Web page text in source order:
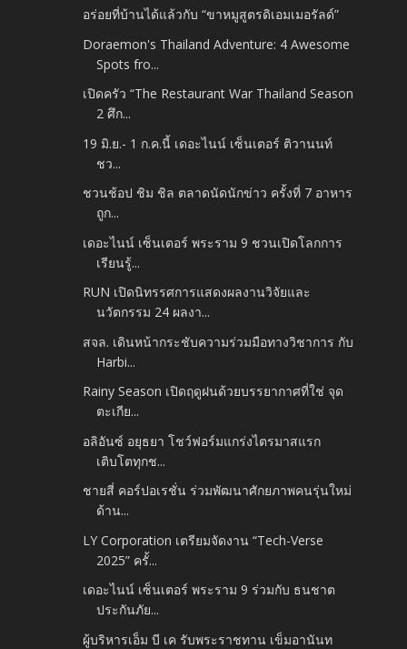
อร่อยที่บ้านได้แล้วกับ “ขาหมูสูตรดิเอมเมอรัลด์”
Doraemon's Thailand Adventure: 4 Awesome
Spots fro...
เปิดครัว “The Restaurant War Thailand Season
2 ศึก...
19 มิ.ย.- 1 ก.ค.นี้ เดอะไนน์ เซ็นเตอร์ ติวานนท์
ชว...
ชวนช้อป ชิม ชิล ตลาดนัดนักข่าว ครั้งที่ 7 อาหาร
ถูก...
เดอะไนน์ เซ็นเตอร์ พระราม 9 ชวนเปิดโลกการ
เรียนรู้...
RUN เปิดนิทรรศการแสดงผลงานวิจัยและ
นวัตกรรม 24 ผลงา...
สจล. เดินหน้ากระชับความร่วมมือทางวิชาการ กับ
Harbi...
Rainy Season เปิดฤดูฝนด้วยบรรยากาศที่ใช่ จุด
ตะเกีย...
อลิอันซ์ อยุธยา โชว์ฟอร์มแกร่งไตรมาสแรก
เติบโตทุกช...
ชายสี่ คอร์ปอเรชั่น ร่วมพัฒนาศักยภาพคนรุ่นใหม่
ด้าน...
LY Corporation เตรียมจัดงาน “Tech-Verse
2025” ครั้...
เดอะไนน์ เซ็นเตอร์ พระราม 9 ร่วมกับ ธนชาต
ประกันภัย...
ผู้บริหารเอ็ม บี เค รับพระราชทาน เข็มอานันท